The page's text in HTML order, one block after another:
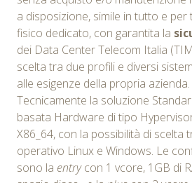
a disposizione, simile in tutto e
fisico dedicato, con garantita la
dei Data Center Telecom Italia
scelta tra due profili e diversi
alle esigenze della propria azienda.
Tecnicamente la soluzione
basata Hardware di tipo
X86_64, con la possibilità di scelta
operativo Linux e Windows. Le
sono la entrycon 1 vcore, 1GB di